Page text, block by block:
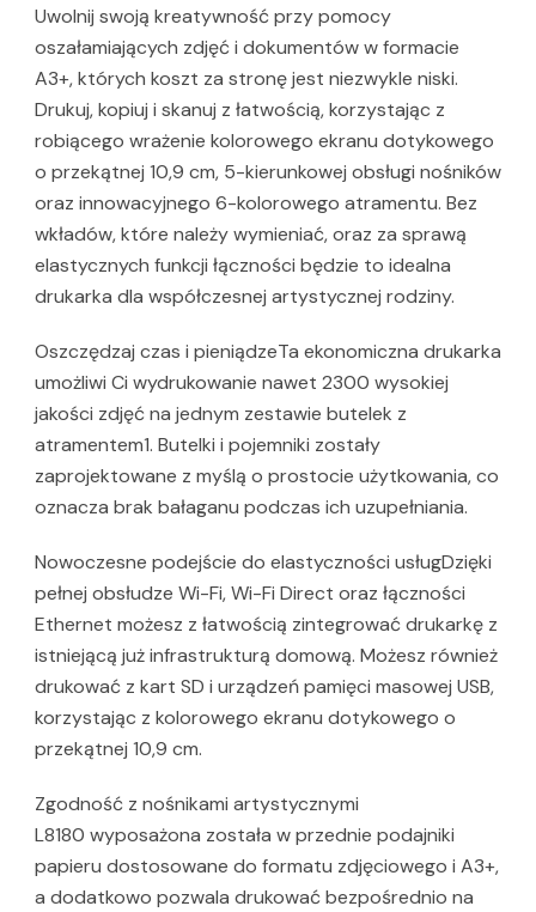
Uwolnij swoją kreatywność przy pomocy
oszałamiających zdjęć i dokumentów w formacie
A3+, których koszt za stronę jest niezwykle niski.
Drukuj, kopiuj i skanuj z łatwością, korzystając z
robiącego wrażenie kolorowego ekranu dotykowego
o przekątnej 10,9 cm, 5-kierunkowej obsługi nośników
oraz innowacyjnego 6-kolorowego atramentu. Bez
wkładów, które należy wymieniać, oraz za sprawą
elastycznych funkcji łączności będzie to idealna
drukarka dla współczesnej artystycznej rodziny.
Oszczędzaj czas i pieniądzeTa ekonomiczna drukarka
umożliwi Ci wydrukowanie nawet 2300 wysokiej
jakości zdjęć na jednym zestawie butelek z
atramentem1. Butelki i pojemniki zostały
zaprojektowane z myślą o prostocie użytkowania, co
oznacza brak bałaganu podczas ich uzupełniania.
Nowoczesne podejście do elastyczności usługDzięki
pełnej obsłudze Wi-Fi, Wi-Fi Direct oraz łączności
Ethernet możesz z łatwością zintegrować drukarkę z
istniejącą już infrastrukturą domową. Możesz również
drukować z kart SD i urządzeń pamięci masowej USB,
korzystając z kolorowego ekranu dotykowego o
przekątnej 10,9 cm.
Zgodność z nośnikami artystycznymi
L8180 wyposażona została w przednie podajniki
papieru dostosowane do formatu zdjęciowego i A3+,
a dodatkowo pozwala drukować bezpośrednio na